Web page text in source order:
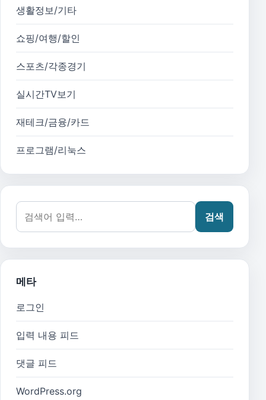
생활정보/기타
쇼핑/여행/할인
스포츠/각종경기
실시간TV보기
재테크/금융/카드
프로그램/리눅스
검색어:
검색
메타
로그인
입력 내용 피드
댓글 피드
WordPress.org